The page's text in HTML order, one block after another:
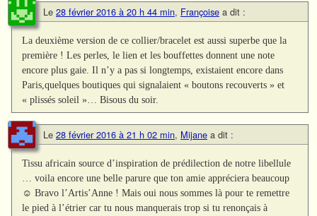
Le 28 février 2016 à 20 h 44 min, Françoise a dit :
La deuxième version de ce collier/bracelet est aussi superbe que la
première ! Les perles, le lien et les bouffettes donnent une note
encore plus gaie. Il n’y a pas si longtemps, existaient encore dans
Paris,quelques boutiques qui signalaient « boutons recouverts » et
« plissés soleil »… Bisous du soir.
Le 28 février 2016 à 21 h 02 min, Mijane a dit :
Tissu africain source d’inspiration de prédilection de notre libellule
… voila encore une belle parure que ton amie appréciera beaucoup
☺ Bravo l’Artis’Anne ! Mais oui nous sommes là pour te remettre
le pied à l’étrier car tu nous manquerais trop si tu renonçais à